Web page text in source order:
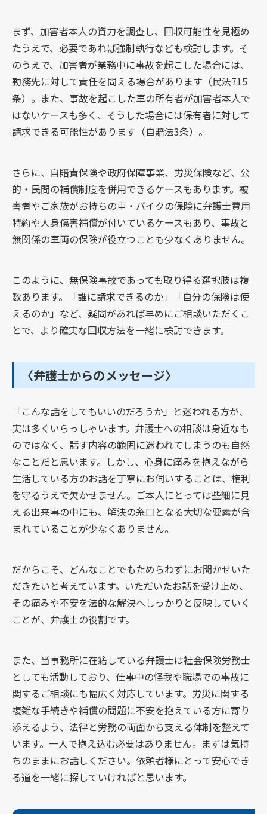
まず、加害者本人の資力を調査し、回収可能性を見極め
たうえで、必要であれば強制執行なども検討します。そ
のうえで、加害者が業務中に事故を起こした場合には、
勤務先に対して責任を問える場合があります（民法715
条）。また、事故を起こした車の所有者が加害者本人で
はないケースも多く、そうした場合には保有者に対して
請求できる可能性があります（自賠法3条）。
さらに、自賠責保険や政府保障事業、労災保険など、公
的・民間の補償制度を併用できるケースもあります。被
害者やご家族がお持ちの車・バイクの保険に弁護士費用
特約や人身傷害補償が付いているケースもあり、事故と
無関係の車両の保険が役立つことも少なくありません。
このように、無保険事故であっても取り得る選択肢は複
数あります。「誰に請求できるのか」「自分の保険は使
えるのか」など、疑問があれば早めにご相談いただくこ
とで、より確実な回収方法を一緒に検討できます。
〈弁護士からのメッセージ〉
「こんな話をしてもいいのだろうか」と迷われる方が、
実は多くいらっしゃいます。弁護士への相談は身近なも
のではなく、話す内容の範囲に迷われてしまうのも自然
なことだと思います。しかし、心身に痛みを抱えながら
生活している方のお話を丁寧にお伺いすることは、権利
を守るうえで欠かせません。ご本人にとっては些細に見
える出来事の中にも、解決の糸口となる大切な要素が含
まれていることが少なくありません。
だからこそ、どんなことでもためらわずにお聞かせいた
だきたいと考えています。いただいたお話を受け止め、
その痛みや不安を法的な解決へしっかりと反映していく
ことが、弁護士の役割です。
また、当事務所に在籍している弁護士は社会保険労務士
としても活動しており、仕事中の怪我や職場での事故に
関するご相談にも幅広く対応しています。労災に関する
複雑な手続きや補償の問題に不安を抱えている方に寄り
添えるよう、法律と労務の両面から支える体制を整えて
います。一人で抱え込む必要はありません。まずは気持
ちのままにお話しください。依頼者様にとって安心でき
る道を一緒に探していければと思います。